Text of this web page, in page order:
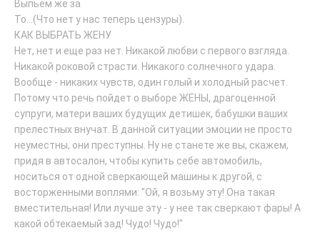
Выпьем же за
То...(Что нет у нас теперь цензуры).
КАК ВЫБРАТЬ ЖЕНУ
Нет, нет и еще раз нет. Никакой любви с первого взгляда.
Никакой роковой страсти. Никакого солнечного удара.
Вообще - никаких чувств, один голый и холодный расчет.
Потому что речь пойдет о выборе ЖЕНЫ, драгоценной
супруги, матери ваших будущих детишек, бабушки ваших
прелестных внучат. В данной ситуации эмоции не просто
неуместны, они преступны. Ну не станете же вы, скажем,
придя в автосалон, чтобы купить себе автомобиль,
носиться от одной сверкающей машины к другой, с
восторженными воплями: "Ой, я возьму эту! Она такая
вместительная! Или лучше эту - у нее так сверкают фары! А
какой обтекаемый зад! Чудо! Чудо!"